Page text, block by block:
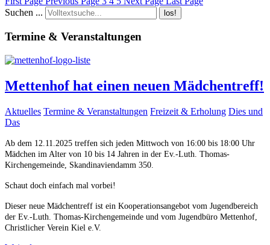
Suchen ...
los!
Termine & Veranstaltungen
Mettenhof hat einen neuen Mädchentreff!
Aktuelles Termine & Veranstaltungen Freizeit & Erholung Dies und
Das
Ab dem 12.11.2025 treffen sich jeden Mittwoch von 16:00 bis 18:00 Uhr
Mädchen im Alter von 10 bis 14 Jahren in der Ev.-Luth. Thomas-
Kirchengemeinde, Skandinaviendamm 350.
Schaut doch einfach mal vorbei!
Dieser neue Mädchentreff ist ein Kooperationsangebot vom Jugendbereich
der Ev.-Luth. Thomas-Kirchengemeinde und vom Jugendbüro Mettenhof,
Christlicher Verein Kiel e.V.